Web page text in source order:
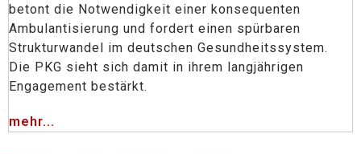
betont die Notwendigkeit einer konsequenten
Ambulantisierung und fordert einen spürbaren
Strukturwandel im deutschen Gesundheitssystem.
Die PKG sieht sich damit in ihrem langjährigen
Engagement bestärkt.
mehr...